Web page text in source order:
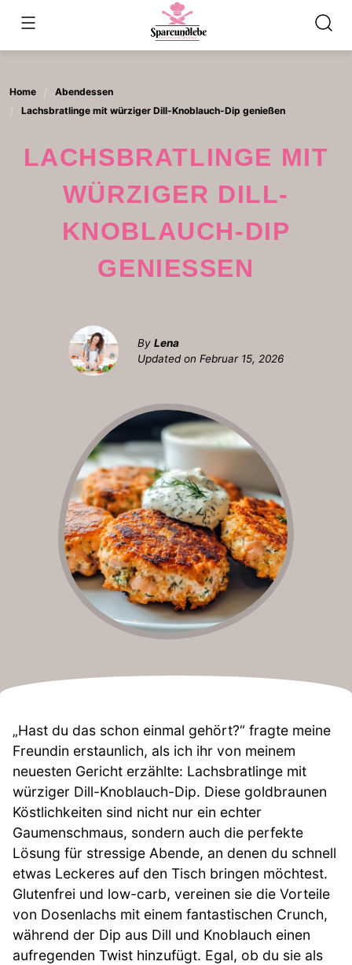
content
Home
Abendessen
Lachsbratlinge mit würziger Dill-Knoblauch-Dip genießen
LACHSBRATLINGE MIT
WÜRZIGER DILL-
KNOBLAUCH-DIP
GENIESSEN
By Lena
Updated on Februar 15, 2026
„Hast du das schon einmal gehört?“ fragte meine
Freundin erstaunlich, als ich ihr von meinem
neuesten Gericht erzählte: Lachsbratlinge mit
würziger Dill-Knoblauch-Dip. Diese goldbraunen
Köstlichkeiten sind nicht nur ein echter
Gaumenschmaus, sondern auch die perfekte
Lösung für stressige Abende, an denen du schnell
etwas Leckeres auf den Tisch bringen möchtest.
Glutenfrei und low-carb, vereinen sie die Vorteile
von Dosenlachs mit einem fantastischen Crunch,
während der Dip aus Dill und Knoblauch einen
aufregenden Twist hinzufügt. Egal, ob du sie als